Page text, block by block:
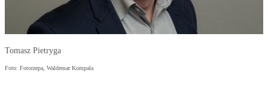
Tomasz Pietryga
Foto: Fotorzepa, Waldemar Kompala